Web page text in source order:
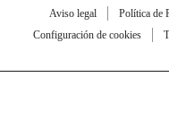
Aviso legal Política de
Configuración de cookies